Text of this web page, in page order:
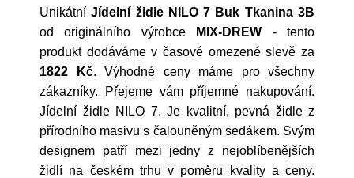
UnikátníJídelní židle NILO 7 Buk Tkanina 3B
od originálního výrobce
MIX-DREW - tento
produkt dodáváme v časové omezené slevě za
1822 Kč. Výhodné ceny máme pro všechny
zákazníky. Přejeme vám příjemné nakupování.
Jídelní židle NILO 7. Je kvalitní, pevná židle z
přírodního masivu s čalouněným sedákem. Svým
designem patří mezi jedny z nejoblíbenějších
židlí na českém trhu v poměru kvality a ceny.